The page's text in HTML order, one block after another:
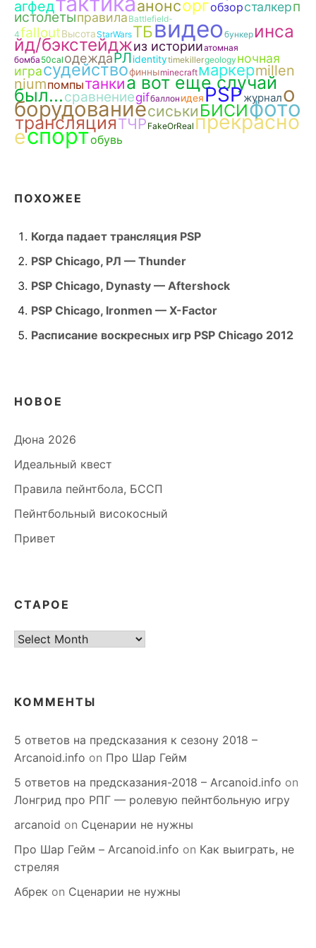
агфед
анонсоргобзорсталкерп
истолетыправила Battlefield-
4falloutВысотаStarWarsТБвидео бункеринса
йд/бэкстейджиз историиатомная
бомба 50cal одеждаРЛidentitytimekillergeology ночная
играсудействофинныminecraftмаркерmillen
niumпомпытанкиа вот еще случай
был...сравнениеgifбаллон идеяPSPжурнало
борудованиесиськиБИСИфото
трансляцияТЧР FakeOrReal прекрасно
еспортобувь
ПОХОЖЕЕ
Когда падает трансляция PSP
PSP Chicago, РЛ — Thunder
PSP Chicago, Dynasty — Aftershock
PSP Chicago, Ironmen — X-Factor
Расписание воскресных игр PSP Chicago 2012
НОВОЕ
Дюна 2026
Идеальный квест
Правила пейнтбола, БССП
Пейнтбольный високосный
Привет
СТАРОЕ
старое
КОММЕНТЫ
5 ответов на предсказания к сезону 2018 –
Arcanoid.info on Про Шар Гейм
5 ответов на предсказания-2018 – Arcanoid.info on
Лонгрид про РПГ — ролевую пейнтбольную игру
arcanoid on Сценарии не нужны
Про Шар Гейм – Arcanoid.info on Как выиграть, не
стреляя
Абрек on Сценарии не нужны